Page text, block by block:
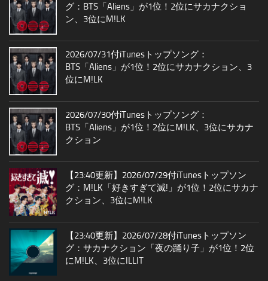
グ：BTS「Aliens」が1位！2位にサカナクショ
ン、3位にM!LK
2026/07/31付iTunesトップソング：
BTS「Aliens」が1位！2位にサカナクション、3
位にM!LK
2026/07/30付iTunesトップソング：
BTS「Aliens」が1位！2位にM!LK、3位にサカナ
クション
【23:40更新】2026/07/29付iTunesトップソン
グ：M!LK「好きすぎて滅!」が1位！2位にサカナ
クション、3位にM!LK
【23:40更新】2026/07/28付iTunesトップソン
グ：サカナクション「夜の踊り子」が1位！2位
にM!LK、3位にILLIT